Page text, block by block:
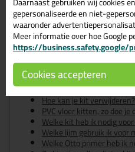
Tips & tricks voor
310ml
In de volgende blogs wordt dit
De badkamer kitten? Lees
Gietvloer kitten, zo doe je dat!
Hoe kan je een
Hoe kan je kit verwijderen?
PVC vloer kitten, zo doe je
Welke kit heb ik nodig
Welke lijm gebruik ik voor
Welke Otto primer heb ik
gepersonaliseerde en niet-
waaronder
Meer informatie over hoe Google
https://business.safety.google/
Cookies accepteren